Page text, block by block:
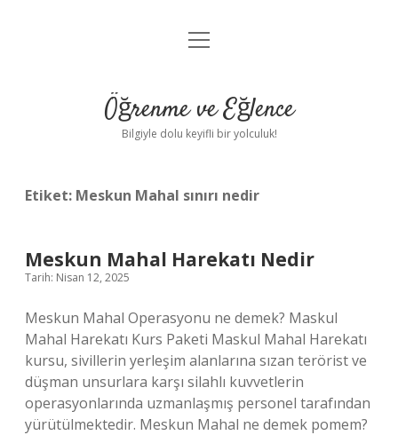
Anasayfa
Yasal Uyarı
menüyü
Öğrenme ve Eğlence
Bilgiyle dolu keyifli bir yolculuk!
Etiket: Meskun Mahal sınırı nedir
Meskun Mahal Harekatı Nedir
Tarih: Nisan 12, 2025
Meskun Mahal Operasyonu ne demek? Maskul
Mahal Harekatı Kurs Paketi Maskul Mahal Harekatı
kursu, sivillerin yerleşim alanlarına sızan terörist ve
düşman unsurlara karşı silahlı kuvvetlerin
operasyonlarında uzmanlaşmış personel tarafından
yürütülmektedir. Meskun Mahal ne demek pomem?